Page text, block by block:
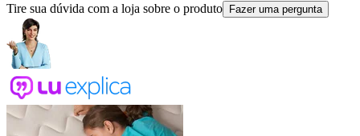
Tire sua dúvida com a loja sobre o produto Fazer uma pergunta